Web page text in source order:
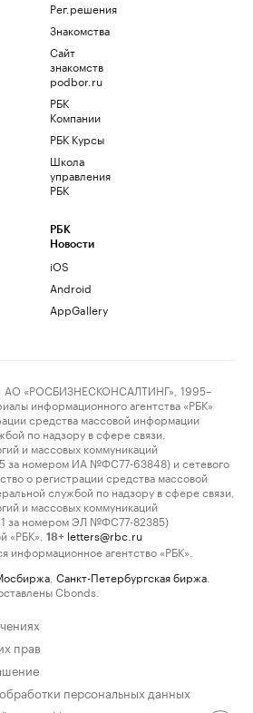
Рег.решения
Знакомства
Сайт
знакомств
podbor.ru
РБК
Компании
РБК Курсы
Школа
управления
РБК
РБК
Новости
iOS
Android
AppGallery
«РОСБИЗНЕСКОНСАЛТИНГ», 1995–
информационного агентства «РБК»
средства массовой информации
по надзору в сфере связи,
и массовых коммуникаций
за номером ИА №ФС77-63848) и сетевого
о регистрации средства массовой
службой по надзору в сфере связи,
и массовых коммуникаций
за номером ЭЛ №ФС77-82385)
«РБК».
18+ letters@rbc.ru
информационное агентство «РБК».
Санкт-Петербургская биржа
Cbonds.
прав
персональных данных